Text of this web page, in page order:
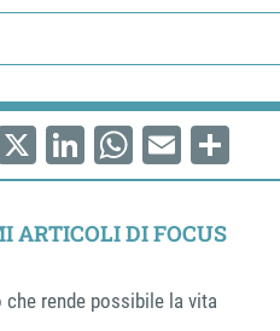
LinkedIn
WhatsApp
Email
ARTICOLI DI FOCUS
che rende possibile la vita